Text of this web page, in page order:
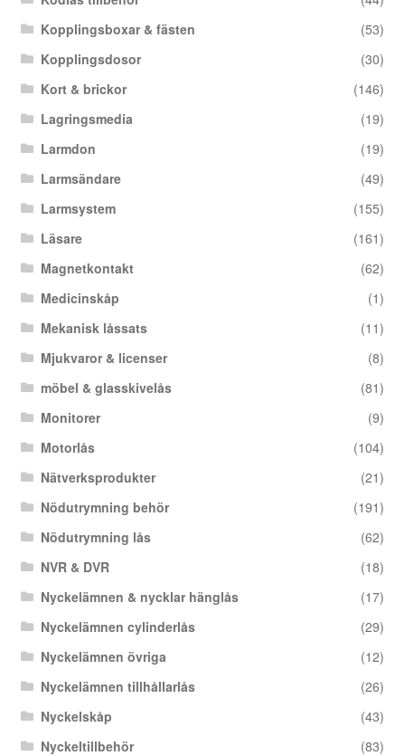
Kopplingsboxar & fästen
(53)
Kopplingsdosor
(30)
Kort & brickor
(146)
Lagringsmedia
(19)
Larmdon
(19)
Larmsändare
(49)
Larmsystem
(155)
Läsare
(161)
Magnetkontakt
(62)
Medicinskåp
(1)
Mekanisk låssats
(11)
Mjukvaror & licenser
(8)
möbel & glasskivelås
(81)
Monitorer
(9)
Motorlås
(104)
Nätverksprodukter
(21)
Nödutrymning behör
(191)
Nödutrymning lås
(62)
NVR & DVR
(18)
Nyckelämnen & nycklar hänglås
(17)
Nyckelämnen cylinderlås
(29)
Nyckelämnen övriga
(12)
Nyckelämnen tillhållarlås
(26)
Nyckelskåp
(43)
Nyckeltillbehör
(83)